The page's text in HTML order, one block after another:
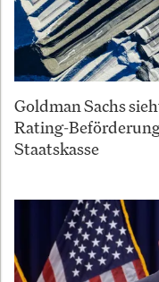
Goldman Sachs
Rating-
Staatskasse